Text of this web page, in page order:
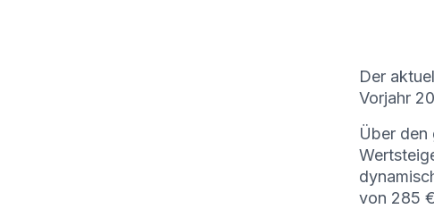
Der
Vorjahr
Über
von 285